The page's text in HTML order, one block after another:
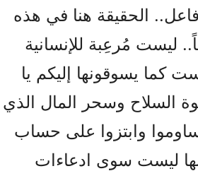
الحقيقة هنا في هذه
ليست مُرعِبة للإنسانية
كما يسوقونها إليكم يا
السلاح وسحر المال الذي
وابتزوا على حساب
ليست سوى ادعاءات